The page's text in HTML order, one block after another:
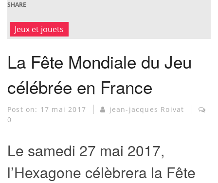
SHARE
Jeux et jouets
La Fête Mondiale du Jeu
célébrée en France
Post on: 17 mai 2017
jean-jacques Roivat
0
Le samedi 27 mai 2017,
l’Hexagone célèbrera la Fête